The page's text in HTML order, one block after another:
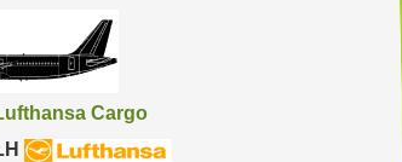
Cargo